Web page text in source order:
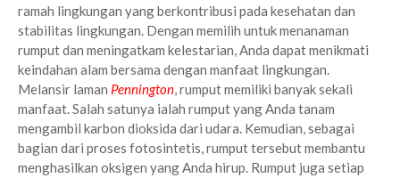
ramah lingkungan yang berkontribusi pada kesehatan dan
stabilitas lingkungan. Dengan memilih untuk menanaman
rumput dan meningatkam kelestarian, Anda dapat menikmati
keindahan alam bersama dengan manfaat lingkungan.
Melansir laman Pennington, rumput memiliki banyak sekali
manfaat. Salah satunya ialah rumput yang Anda tanam
mengambil karbon dioksida dari udara. Kemudian, sebagai
bagian dari proses fotosintetis, rumput tersebut membantu
menghasilkan oksigen yang Anda hirup. Rumput juga setiap